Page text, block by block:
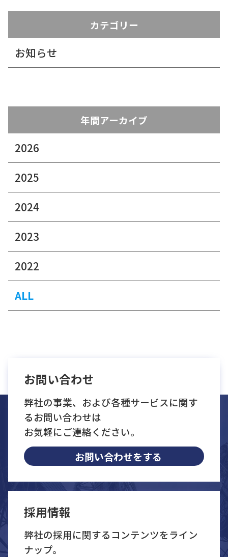
カテゴリー
お知らせ
年間アーカイブ
2026
2025
2024
2023
2022
ALL
お問い合わせ
弊社の事業、および各種サービスに関す
るお問い合わせは
お気軽にご連絡ください。
お問い合わせをする
採用情報
弊社の採用に関するコンテンツをライン
ナップ。